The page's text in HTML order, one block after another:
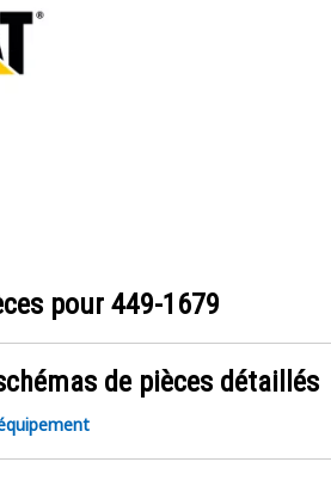
pour 449-1679
de pièces détaillés